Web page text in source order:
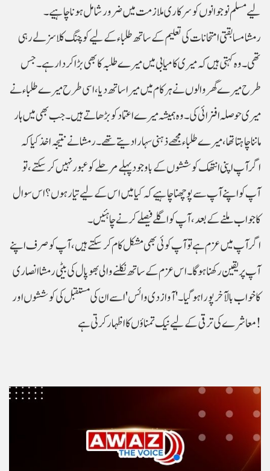
لیے مسلم نوجوانوں کو سرکاری ملازمت میں ضرور شامل ہونا چاہیے۔
رمشا مسابقتی امتحانات کی تعلیم کے ساتھ طلباء کے لیے کوچنگ کلاسز لے رہی
تھی۔ وہ کہتی ہیں کہ میری کامیابی میں میرے طلبہ کا بھی بڑا کردار ہے۔ جس
طرح میرے گھر والوں نے ہر کام میں میرا ساتھ دیا، اسی طرح میرے طلباء نے
میری حوصلہ افزائی کی۔ وہ ہمیشہ میرے اعتماد کو بڑھاتے ہیں۔ جب بھی میں ہار
ماننا چاہتا تھا، میرے طلباء مجھے ذہنی سہارا دیتے تھے۔رمشا نے نتیجہ اخذ کیا کہ
اگر آپ اپنی انتھک کوششوں کے باوجود پہلے مرحلے کو عبور نہیں کر سکتے، تو
آپ کو اپنے آپ سے پوچھنا چاہیے کہ کیا میں اس کے لیے تیار ہوں؟اس سوال
کا جواب ملنے کے بعد، آپ کو اگلے فیصلے کرنے چاہئیں۔
اگر آپ میں عزم ہے تو آپ کوئی بھی مشکل کام کر سکتے ہیں، آپ کو صرف اپنے
آپ پر یقین رکھنا ہوگا۔ اس عزم کے ساتھ نکلنے والی بھوپال کی بیٹی رمشا انصاری
کا خواب بالآخر پورا ہو گیا۔ 'آواز دی وائس' اسے ان کی مستقبل کی کوششوں اور
معاشرے کی ترقی کے لیے نیک تمناؤں کا اظہار کرتی ہے!